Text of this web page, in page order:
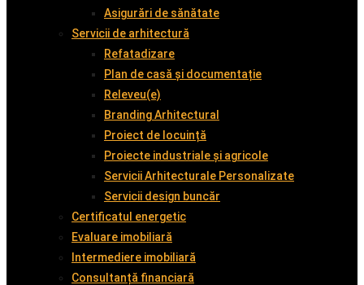
Asigurări de sănătate
Servicii de arhitectură
Refatadizare
Plan de casă și documentație
Releveu(e)
Branding Arhitectural
Proiect de locuință
Proiecte industriale și agricole
Servicii Arhitecturale Personalizate
Servicii design buncăr
Certificatul energetic
Evaluare imobiliară
Intermediere imobiliară
Consultanță financiară